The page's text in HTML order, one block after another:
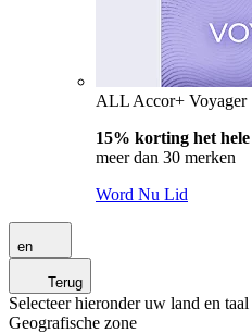
ALL Accor+ Voyager
15% korting het
meer dan 30 merken
Word Nu Lid
en
Terug
Selecteer hieronder uw land en taal
Geografische zone